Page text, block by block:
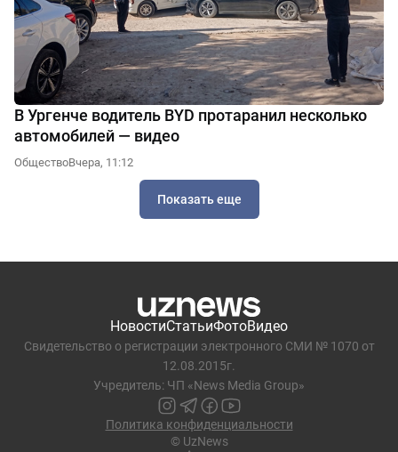
В Ургенче водитель BYD протаранил несколько
автомобилей — видео
ОбществоВчера, 11:12
Показать еще
НовостиСтатьиФотоВидео
Свидетельство о регистрации электронного СМИ № 1070 от
12.08.2015г.
Учредитель: ЧП «News Media Group»
Политика конфиденциальности
© UzNews